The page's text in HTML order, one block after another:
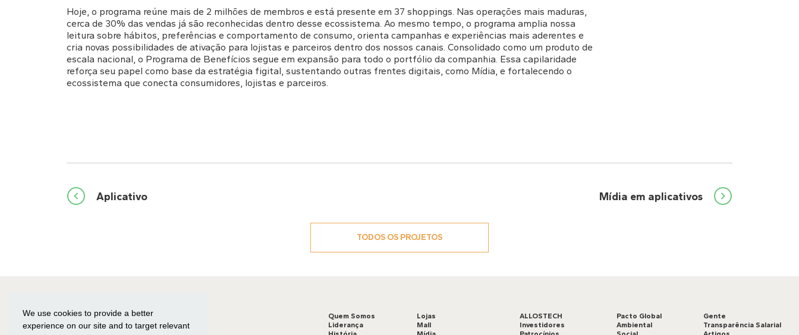
We use cookies to provide a better
experience on our site and to target relevant
Hoje, o programa reúne mais de 2 milhões de membros e está presente em 37 shoppings. Nas operações mais maduras,
cerca de 30% das vendas já são reconhecidas dentro desse ecossistema. Ao mesmo tempo, o programa amplia nossa
leitura sobre hábitos, preferências e comportamento de consumo, orienta campanhas e experiências mais aderentes e
cria novas possibilidades de ativação para lojistas e parceiros dentro dos nossos canais. Consolidado como um produto de
escala nacional, o Programa de Benefícios segue em expansão para todo o portfólio da companhia. Essa capilaridade
reforça seu papel como base da estratégia figital, sustentando outras frentes digitais, como Mídia, e fortalecendo o
ecossistema que conecta consumidores, lojistas e parceiros.
Navegação
Aplicativo Mídia em aplicativos
TODOS OS PROJETOS
Quem Somos
Liderança
Lojas
Mall
ALLOSTECH
Investidores
Pacto Global
Ambiental
Gente
Transparência Salarial